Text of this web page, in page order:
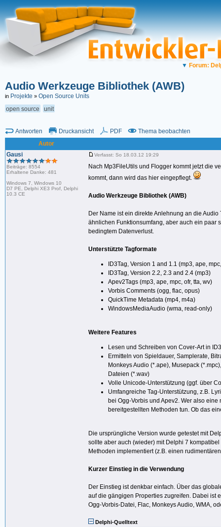
▼ Forum:
Audio Werkzeuge Bibliothek (AWB)
in Projekte » Open Source Units
open source
unit
Antworten Druckansicht PDF
Thema beobachten
Autor
Gausi
Beiträge: 8554
Erhaltene Danke: 481
Windows 7, Windows 10
D7 PE, Delphi XE3 Prof, Delphi
10.3 CE
Verfasst: So 18.03.12 19:29
Nach Mp3FileUtils und Flogger kommt jetzt die
kommt, dann wird das hier eingepflegt.
Audio Werkzeuge Bibliothek (AWB)
Der Name ist ein direkte Anlehnung an die
ähnlichen Funktionsumfang, aber auch ein paar
bedingtem Datenverlust.
Unterstützte Tagformate
ID3Tag, Version 1 and 1.1 (mp3, ape,
ID3Tag, Version 2.2, 2.3 and 2.4 (mp3)
Apev2Tags (mp3, ape, mpc, ofr, tta, wv)
Vorbis Comments (ogg, flac, opus)
QuickTime Metadata (mp4, m4a)
WindowsMediaAudio (wma, read-only)
Weitere Features
Lesen und Schreiben von Cover-Art in
Ermitteln von Spieldauer, Samplerate,
Monkeys Audio (*.ape), Musepack
Dateien (*.wav)
Volle Unicode-Unterstützung (ggf. über
Umfangreiche Tag-Unterstützung, z.B.
bei Ogg-Vorbis und Apev2. Wer also
bereitgestellten Methoden tun. Ob das
Die ursprüngliche Version wurde getestet mit
sollte aber auch (wieder) mit Delphi 7
Methoden implementiert (z.B. einen
Kurzer Einstieg in die Verwendung
Der Einstieg ist denkbar einfach. Über das
auf die gängigen Properties zugreifen. Dabei ist
Ogg-Vorbis-Datei, Flac, Monkeys Audio, WMA,
Delphi-Quelltext